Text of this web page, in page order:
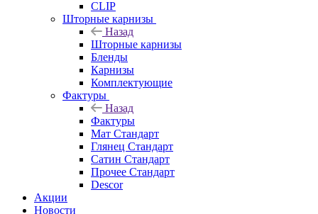
CLIP
Шторные карнизы
Назад
Шторные карнизы
Бленды
Карнизы
Комплектующие
Фактуры
Назад
Фактуры
Мат Стандарт
Глянец Стандарт
Сатин Стандарт
Прочее Стандарт
Descor
Акции
Новости